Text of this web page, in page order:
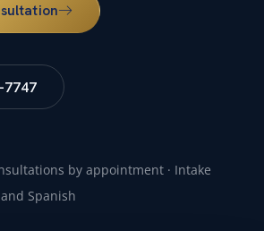
7747
by appointment · Intake
Spanish